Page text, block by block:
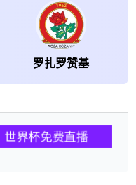
罗扎罗赞基
世界杯免费直播